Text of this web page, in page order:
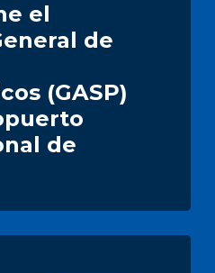
el
de
(GASP)
de